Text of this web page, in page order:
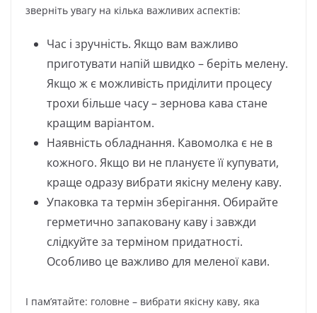
зверніть увагу на кілька важливих аспектів:
Час і зручність. Якщо вам важливо
приготувати напій швидко – беріть мелену.
Якщо ж є можливість приділити процесу
трохи більше часу – зернова кава стане
кращим варіантом.
Наявність обладнання. Кавомолка є не в
кожного. Якщо ви не плануєте її купувати,
краще одразу вибрати якісну мелену каву.
Упаковка та термін зберігання. Обирайте
герметично запаковану каву і завжди
слідкуйте за терміном придатності.
Особливо це важливо для меленої кави.
І пам’ятайте: головне – вибрати якісну каву, яка